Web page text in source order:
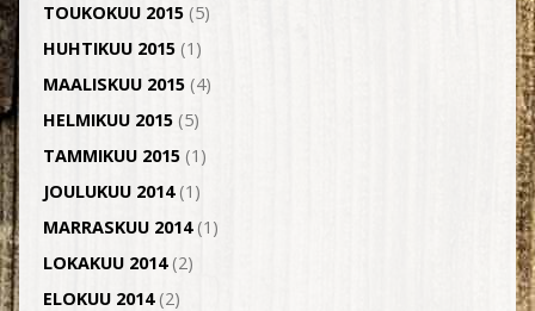
TOUKOKUU 2015(5)
HUHTIKUU 2015(1)
MAALISKUU 2015(4)
HELMIKUU 2015(5)
TAMMIKUU 2015(1)
JOULUKUU 2014(1)
MARRASKUU 2014(1)
LOKAKUU 2014(2)
ELOKUU 2014(2)